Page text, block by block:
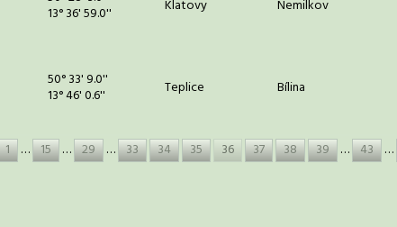
13° 36' 59.0'' Klatovy Nemilkov
50° 33' 9.0''
13° 46' 0.6'' Teplice Bílina
1 … 15 … 29 … 33 34 35 36 37 38 39 … 43 …